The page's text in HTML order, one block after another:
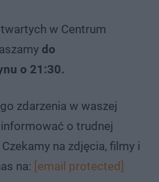
w Centrum
do
o 21:30.
zdarzenia w waszej
o trudnej
na zdjęcia, filmy i
na: [email protected]